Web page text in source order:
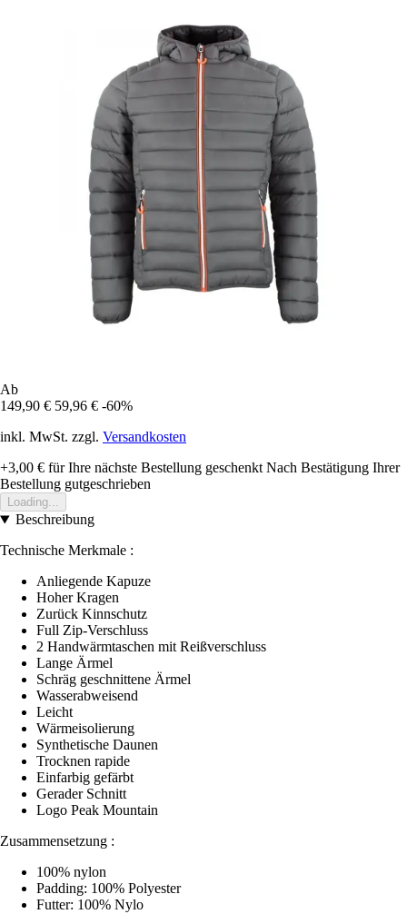
Ab
149,90 € 59,96 € -60%
inkl. MwSt. zzgl. Versandkosten
+3,00 € für Ihre nächste Bestellung geschenkt Nach Bestätigung Ihrer
Bestellung gutgeschrieben
Loading...
Beschreibung
Technische Merkmale :
Anliegende Kapuze
Hoher Kragen
Zurück Kinnschutz
Full Zip-Verschluss
2 Handwärmtaschen mit Reißverschluss
Lange Ärmel
Schräg geschnittene Ärmel
Wasserabweisend
Leicht
Wärmeisolierung
Synthetische Daunen
Trocknen rapide
Einfarbig gefärbt
Gerader Schnitt
Logo Peak Mountain
Zusammensetzung :
100% nylon
Padding: 100% Polyester
Futter: 100% Nylo